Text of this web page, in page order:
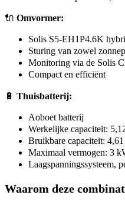
🔌 Omvormer:
Solis S5-EH1P4.6K
Sturing van zowel
Monitoring via de Solis
Compact en efficiënt
🔋 Thuisbatterij:
Aoboet batterij
Werkelijke capaciteit:
Bruikbare capaciteit:
Maximaal vermogen: 3
Laagspanningssysteem,
Waarom deze